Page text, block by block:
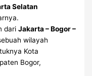
Selatan
dariJakarta – Bogor –
wilayah
Kota
Bogor,